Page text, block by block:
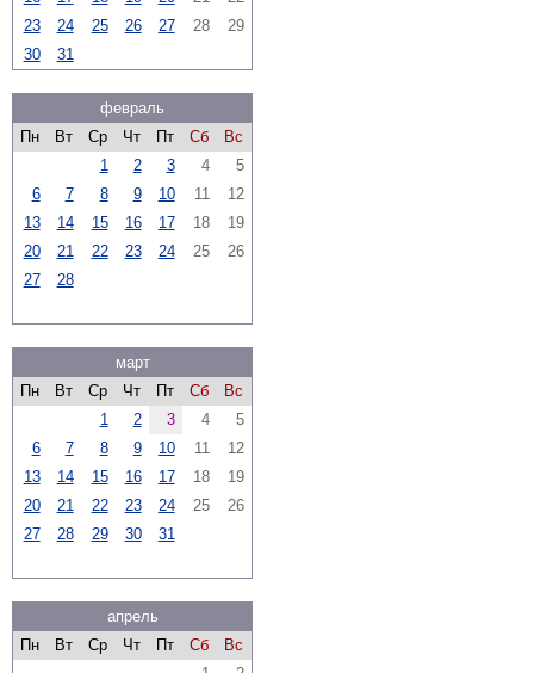
23
24 25 26 27 28
29
30
31
февраль
Пн
Вт Ср Чт Пт Сб
Вс
1
2 3 4
5
6
7 8 9 10 11
12
13
14 15 16 17 18
19
20
21 22 23 24 25
26
27
28
март
Пн
Вт Ср Чт Пт Сб
Вс
1
2 3 4
5
6
7 8 9 10 11
12
13
14 15 16 17 18
19
20
21 22 23 24 25
26
27
28 29 30 31
апрель
Пн
Вт Ср Чт Пт Сб
Вс